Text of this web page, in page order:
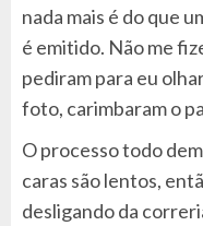
nada mais é do que
é emitido. Não me
pediram para eu
foto, carimbaram o
O processo todo
caras são lentos,
desligando da